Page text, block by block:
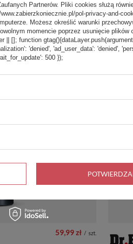
59,99 zł / szt.
Najniższa cena produktu w okresie
30 dni przed wprowadzeniem
obniżki: 99,99 zł
Kubek
Apollo
ml -
59,99 zł / szt.
Partnerów. Pliki cookies służą
pol-privacy-and-
Możesz określić warunki
momencie poprzez usunięcie
|| []; function
'denied', 'ad_user_data': 'denied',
500 });